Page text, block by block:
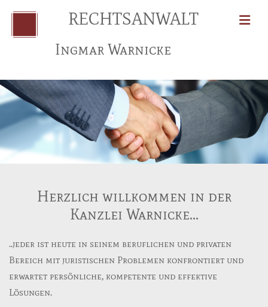
RECHTSANWALT
Ingmar Warnicke
Herzlich willkommen in der
Kanzlei Warnicke...
..jeder ist heute in seinem beruflichen und privaten
Bereich mit juristischen Problemen konfrontiert und
erwartet persönliche, kompetente und effektive
Lösungen.